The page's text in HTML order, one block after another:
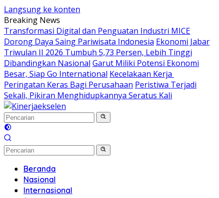
Langsung ke konten
Breaking News
Transformasi Digital dan Penguatan Industri MICE
Dorong Daya Saing Pariwisata Indonesia Ekonomi Jabar
Triwulan II 2026 Tumbuh 5,73 Persen, Lebih Tinggi
Dibandingkan Nasional Garut Miliki Potensi Ekonomi
Besar, Siap Go International Kecelakaan Kerja
Peringatan Keras Bagi Perusahaan Peristiwa Terjadi
Sekali, Pikiran Menghidupkannya Seratus Kali
Beranda
Nasional
Internasional